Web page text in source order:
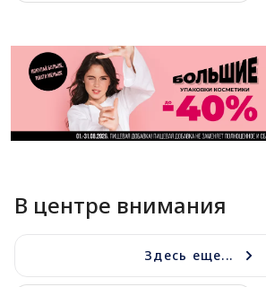
В центре внимания
Здесь еще...